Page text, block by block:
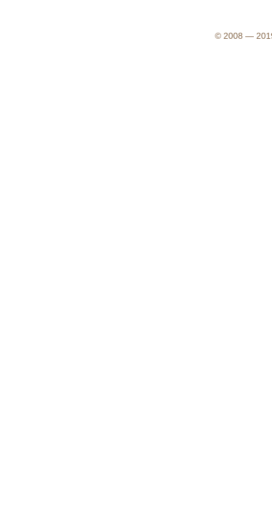
© 2008 —